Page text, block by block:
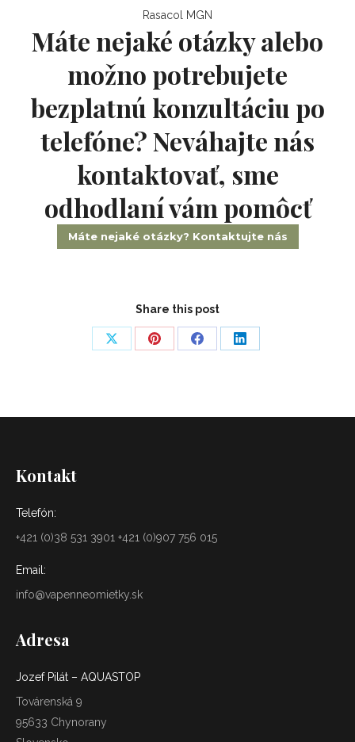
Rasacol MGN
Máte nejaké otázky alebo
možno potrebujete
bezplatnú konzultáciu po
telefóne? Neváhajte nás
kontaktovať, sme
odhodlaní vám pomôcť
Máte nejaké otázky? Kontaktujte nás
Share this post
Share
Share
Share
Share
Kontakt
Telefón:
+421 (0)38 531 3901 +421 (0)907 756 015
Email:
info@vapenneomietky.sk
Adresa
Jozef Pilát – AQUASTOP
Továrenská 9
95633 Chynorany